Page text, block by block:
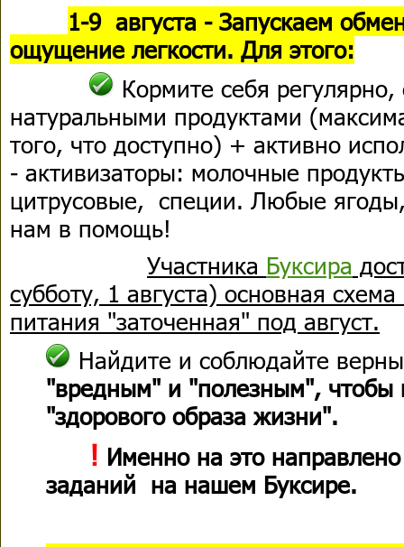
1-9 августа - Запускаем
ощущение легкости. Для этого:
Кормите себя
натуральными продуктами
того, что доступно) + активно
- активизаторы: молочные
цитрусовые, специи. Любые
нам в помощь!
Участника Буксира
субботу, 1 августа) основная
питания "заточенная" под август.
Найдите и соблюдайте
"вредным" и "полезным", чтобы
"здорового образа жизни".
! Именно на это
заданий на нашем Буксире.